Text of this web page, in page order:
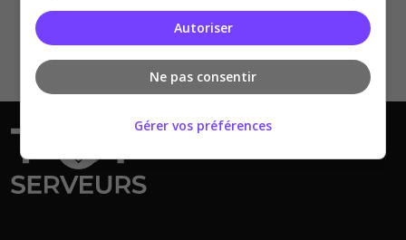
Autoriser
Ne pas consentir
Gérer vos préférences